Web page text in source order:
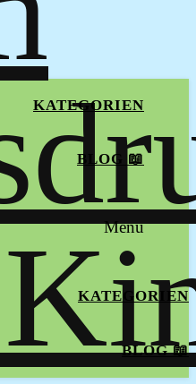
KATEGORIEN
BLOG 📖
Menu
KATEGORIEN
BLOG 📖